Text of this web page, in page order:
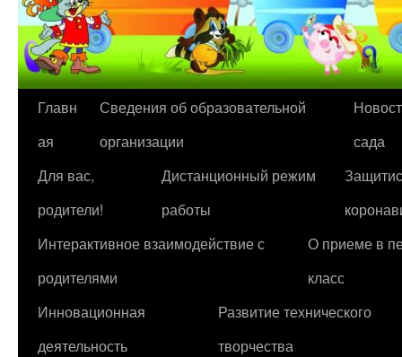
Перейти
содержимому
Главн
ая
Сведения об образовательной
организации
сада
Для вас,
родители!
Дистанционный режим
работы
Интерактивное взаимодействие с
родителями
О приеме в
класс
Инновационная
деятельность
Развитие технического
творчества